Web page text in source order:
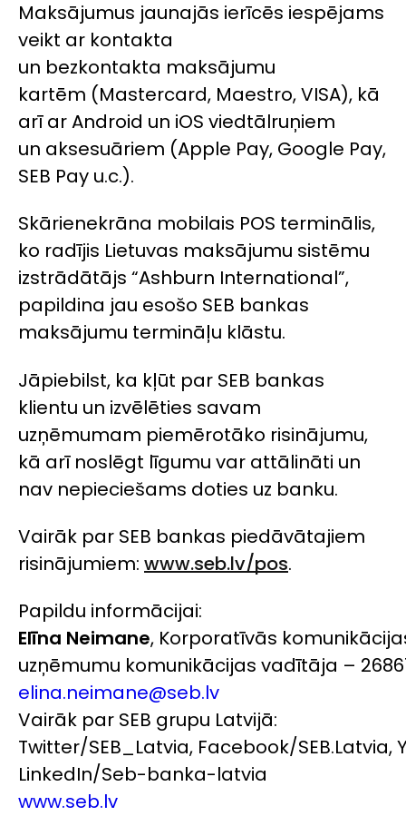
Maksājumus jaunajās ierīcēs iespējams
veikt ar kontakta
un bezkontakta maksājumu
kartēm (Mastercard, Maestro, VISA), kā
arī ar Android un iOS viedtālruņiem
un aksesuāriem (Apple Pay, Google Pay,
SEB Pay u.c.).
Skārienekrāna mobilais POS terminālis,
ko radījis Lietuvas maksājumu sistēmu
izstrādātājs “Ashburn International”,
papildina jau esošo SEB bankas
maksājumu termināļu klāstu.
Jāpiebilst, ka kļūt par SEB bankas
klientu un izvēlēties savam
uzņēmumam piemērotāko risinājumu,
kā arī noslēgt līgumu var attālināti un
nav nepieciešams doties uz banku.
Vairāk par SEB bankas piedāvātajiem
risinājumiem: www.seb.lv/pos.
Papildu informācijai:
Elīna Neimane, Korporatīvās
uzņēmumu komunikācijas vadītāja –
elina.neimane@seb.lv
Vairāk par SEB grupu Latvijā:
Twitter/SEB_Latvia, Facebook/SEB.Latvia,
LinkedIn/Seb-banka-latvia
www.seb.lv